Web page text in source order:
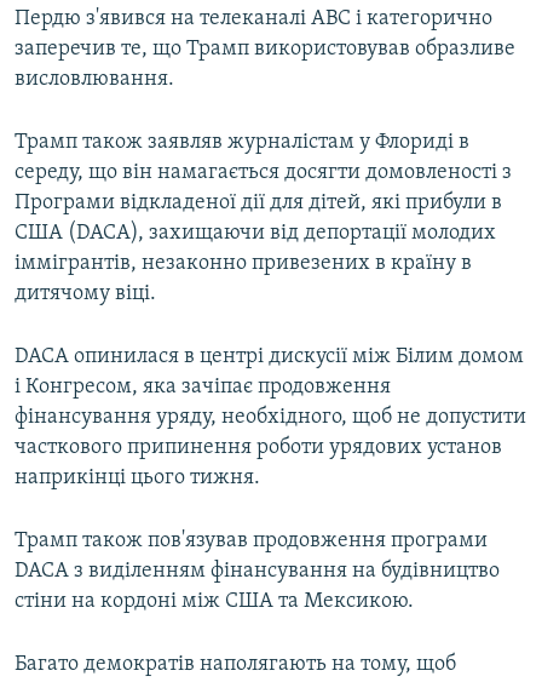
Пердю з'явився на телеканалі АВС і категорично
заперечив те, що Трамп використовував образливе
висловлювання.
Трамп також заявляв журналістам у Флориді в
середу, що він намагається досягти домовленості з
Програми відкладеної дії для дітей, які прибули в
США (DACA), захищаючи від депортації молодих
іммігрантів, незаконно привезених в країну в
дитячому віці.
DACA опинилася в центрі дискусії між Білим домом
і Конгресом, яка зачіпає продовження
фінансування уряду, необхідного, щоб не допустити
часткового припинення роботи урядових установ
наприкінці цього тижня.
Трамп також пов'язував продовження програми
DACA з виділенням фінансування на будівництво
стіни на кордоні між США та Мексикою.
Багато демократів наполягають на тому, щоб